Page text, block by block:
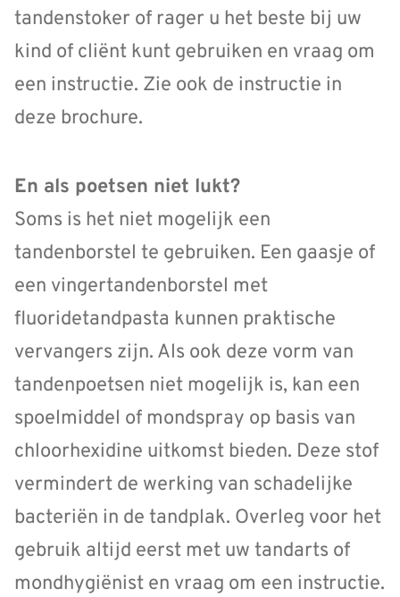
tandenstoker of rager u het beste bij uw
kind of cliënt kunt gebruiken en vraag om
een instructie. Zie ook de instructie in
deze brochure.
En als poetsen niet lukt?
Soms is het niet mogelijk een
tandenborstel te gebruiken. Een gaasje of
een vingertandenborstel met
fluoridetandpasta kunnen praktische
vervangers zijn. Als ook deze vorm van
tandenpoetsen niet mogelijk is, kan een
spoelmiddel of mondspray op basis van
chloorhexidine uitkomst bieden. Deze stof
vermindert de werking van schadelijke
bacteriën in de tandplak. Overleg voor het
gebruik altijd eerst met uw tandarts of
mondhygiënist en vraag om een instructie.